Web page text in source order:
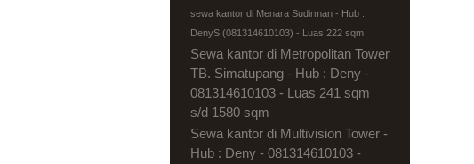
sewa kantor di Menara Sudirman - Hub :
DenyS (081314610103) - Luas 222 sqm
Sewa kantor di Metropolitan Tower
TB. Simatupang - Hub : Deny -
081314610103 - Luas 241 sqm
s/d 1580 sqm
Sewa kantor di Multivision Tower -
Hub : Deny - 081314610103 -